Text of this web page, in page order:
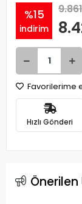
%15
indirim
Favorilerime
Hızlı Gönderi